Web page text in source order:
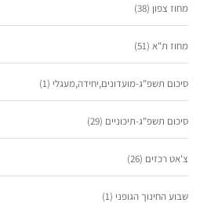
מחוז צפון (38)
מחוז ת"א (51)
סיכום תשפ"ג-מועדונים,יחידה,מעגלי (1)
סיכום תשפ"ג-תיכוניים (29)
צ'אט רכזים (26)
שבוע החינוך הגופני (1)